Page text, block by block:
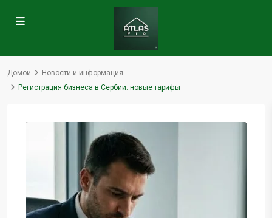
Домой
Новости и информация
Регистрация бизнеса в Сербии: новые тарифы